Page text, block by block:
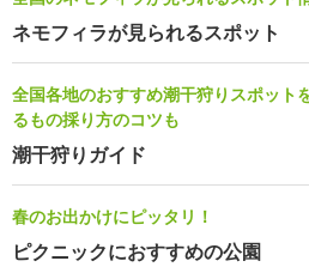
ネモフィラが見られるスポット
全国各地のおすすめ潮干狩りスポット
るもの採り方のコツも
潮干狩りガイド
春のお出かけにピッタリ！
ピクニックにおすすめの公園